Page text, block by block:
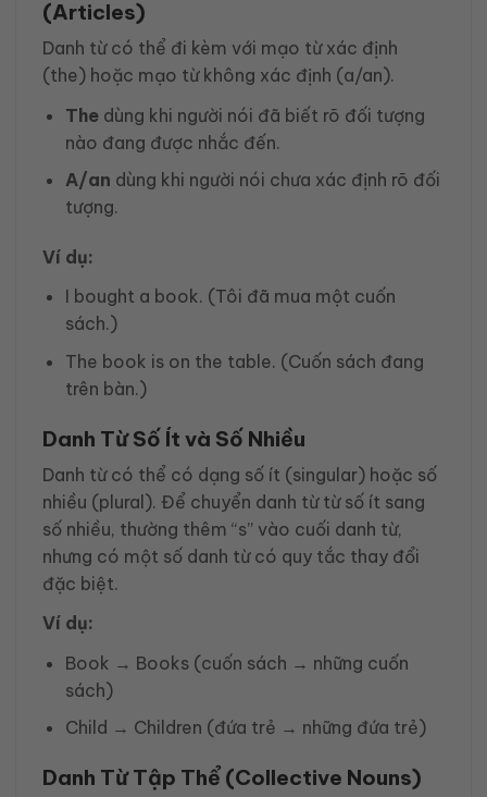
(Articles)
Danh từ có thể đi kèm với mạo từ xác định
(the) hoặc mạo từ không xác định (a/an).
Thedùng khi người nói đã biết rõ đối tượng
nào đang được nhắc đến.
A/an dùng khi người nói chưa xác định rõ đối
tượng.
Ví dụ:
I bought a book. (Tôi đã mua một cuốn
sách.)
The book is on the table. (Cuốn sách đang
trên bàn.)
Danh Từ Số Ít và Số Nhiều
Danh từ có thể có dạng số ít (singular) hoặc số
nhiều (plural). Để chuyển danh từ từ số ít sang
số nhiều, thường thêm “s” vào cuối danh từ,
nhưng có một số danh từ có quy tắc thay đổi
đặc biệt.
Ví dụ:
Book → Books (cuốn sách → những cuốn
sách)
Child → Children (đứa trẻ → những đứa trẻ)
Danh Từ Tập Thể (Collective Nouns)